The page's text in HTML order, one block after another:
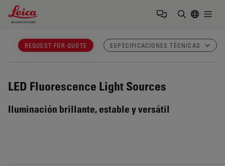
Leica Microsystems Logo
REQUEST FOR QUOTE ESPECIFICACIONES TÉCNICAS
LED Fluorescence Light Sources
Iluminación brillante, estable y versátil